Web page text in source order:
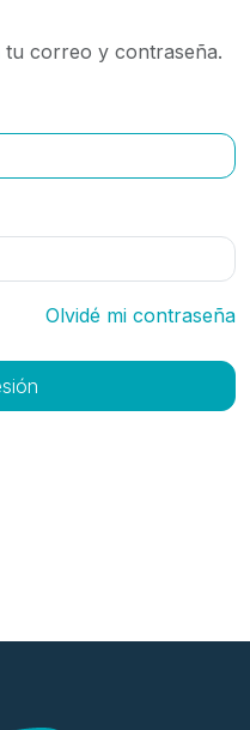
tu correo y contraseña.
Olvidé mi contraseña